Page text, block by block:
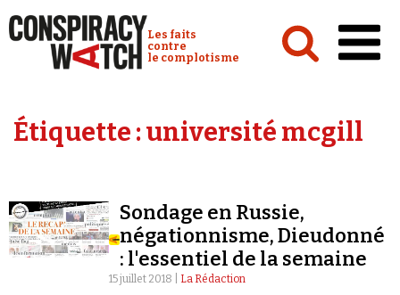
Conspiracy Watch :
Les faits
contre
le complotisme
Analyses
Vidéos
Émissions
Revues de presse
Étiquette :université mcgill
Sondage en Russie,
négationnisme, Dieudonné
: l'essentiel de la semaine
15 juillet 2018 | La Rédaction